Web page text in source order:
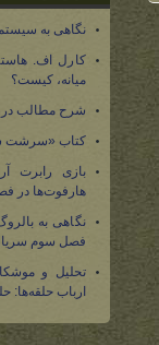
نگاهی به سیستم
کارل اف.
میانه، کیست؟
شرح مطالب
کتاب «سرشت
بازی رابرت
هارفوت‌ها در
نگاهی به
فصل سوم
تحلیل و
ارباب حلقه‌ها: